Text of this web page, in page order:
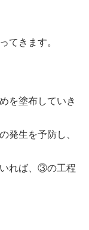
てきます。
を塗布していき
発生を予防し、
れば、③の工程